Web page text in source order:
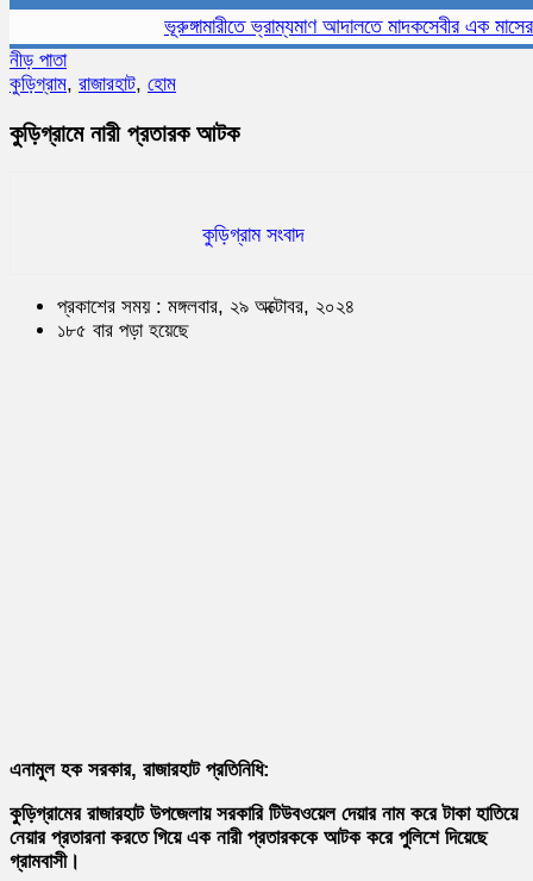
ভূরুঙ্গামারীতে ভ্রাম্যমাণ আদালতে মাদকসেবীর এক মাসের
নীড় পাতা
কুড়িগ্রাম, রাজারহাট, হোম
কুড়িগ্রামে নারী প্রতারক আটক
কুড়িগ্রাম সংবাদ
প্রকাশের সময় : মঙ্গলবার, ২৯ অক্টোবর, ২০২৪
১৮৫ বার পড়া হয়েছে
এনামুল হক সরকার, রাজারহাট প্রতিনিধি:
কুড়িগ্রামের রাজারহাট উপজেলায় সরকারি টিউবওয়েল দেয়ার নাম করে টাকা হাতিয়ে
নেয়ার প্রতারনা করতে গিয়ে এক নারী প্রতারককে আটক করে পুলিশে দিয়েছে
গ্রামবাসী।